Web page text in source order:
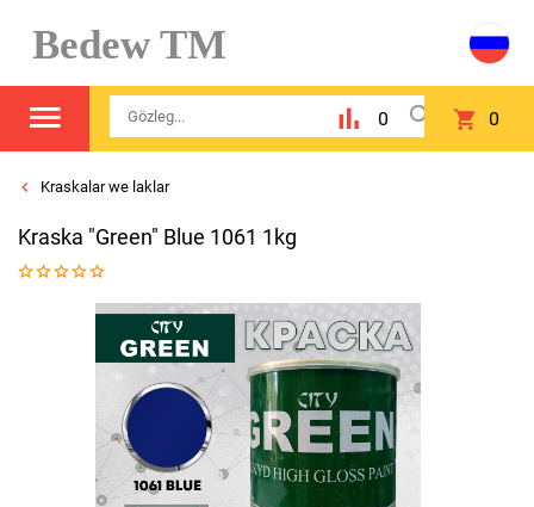
Bedew TM
0 0
Kraskalar we laklar
Kraska "Green" Blue 1061 1kg